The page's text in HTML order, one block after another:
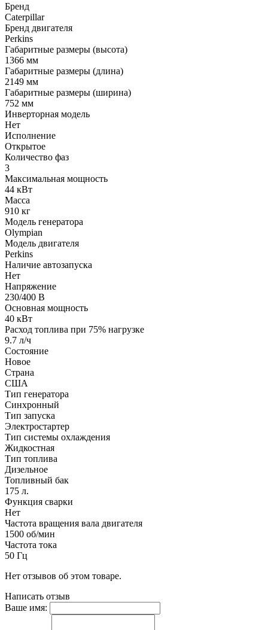
Бренд
Caterpillar
Бренд двигателя
Perkins
Габаритные размеры (высота)
1366 мм
Габаритные размеры (длина)
2149 мм
Габаритные размеры (ширина)
752 мм
Инверторная модель
Нет
Исполнение
Открытое
Количество фаз
3
Максимальная мощность
44 кВт
Масса
910 кг
Модель генератора
Olympian
Модель двигателя
Perkins
Наличие автозапуска
Нет
Напряжение
230/400 В
Основная мощность
40 кВт
Расход топлива при 75% нагрузке
9.7 л/ч
Состояние
Новое
Страна
США
Тип генератора
Синхронный
Тип запуска
Электростартер
Тип системы охлаждения
Жидкостная
Тип топлива
Дизельное
Топливный бак
175 л.
Функция сварки
Нет
Частота вращения вала двигателя
1500 об/мин
Частота тока
50 Гц
Нет отзывов об этом товаре.
Написать отзыв
Ваше имя: